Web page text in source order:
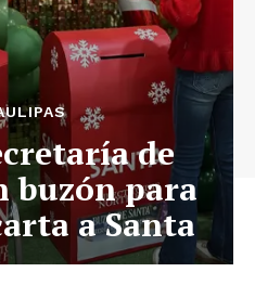
de
buzón para
a Santa